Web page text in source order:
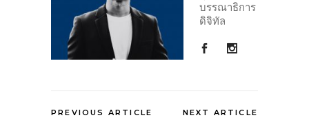
บรรณาธิการ
ดิจิทัล
PREVIOUS ARTICLE NEXT ARTICLE